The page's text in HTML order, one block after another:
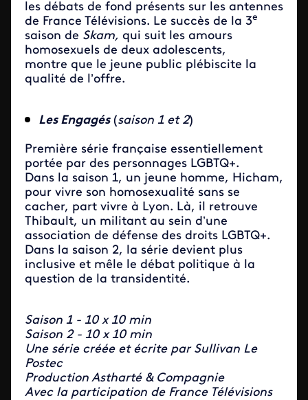
les débats de fond présents sur les antennes
de France Télévisions. Le succès de la 3e
saison de Skam, qui suit les amours
homosexuels de deux adolescents,
montre que le jeune public plébiscite la
qualité de l’offre.
Les Engagés(saison 1 et 2)
Première série française essentiellement
portée par des personnages LGBTQ+.
Dans la saison 1, un jeune homme, Hicham,
pour vivre son homosexualité sans se
cacher, part vivre à Lyon. Là, il retrouve
Thibault, un militant au sein d’une
association de défense des droits LGBTQ+.
Dans la saison 2, la série devient plus
inclusive et mêle le débat politique à la
question de la transidentité.
Saison 1 - 10 x 10 min
Saison 2 - 10 x 10 min
Une série créée et écrite par Sullivan Le
Postec
Production Astharté & Compagnie
Avec la participation de France Télévisions